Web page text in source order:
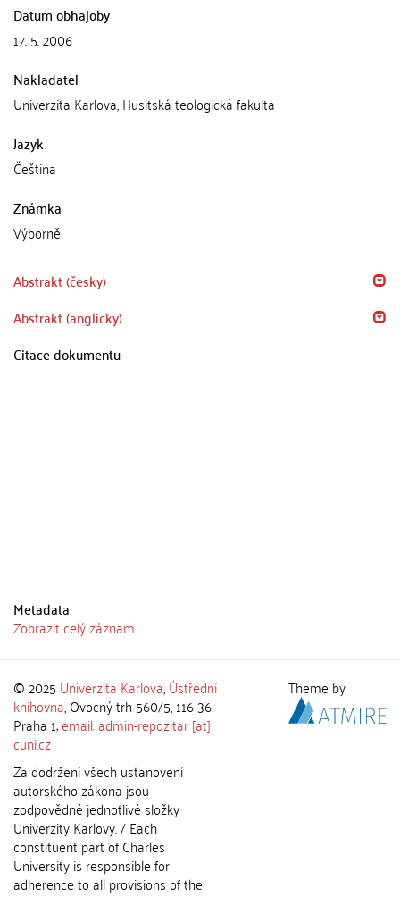
Datum obhajoby
17. 5. 2006
Nakladatel
Univerzita Karlova, Husitská teologická fakulta
Jazyk
Čeština
Známka
Výborně
Abstrakt (česky)
Abstrakt (anglicky)
Citace dokumentu
Metadata
Zobrazit celý záznam
© 2025 Univerzita Karlova,Ústřední
knihovna, Ovocný trh 560/5, 116 36
Praha 1;email: admin-repozitar [at]
cuni.cz
Za dodržení všech ustanovení
autorského zákona jsou
zodpovědné jednotlivé složky
Univerzity Karlovy. / Each
constituent part of Charles
University is responsible for
adherence to all provisions of the
Theme by